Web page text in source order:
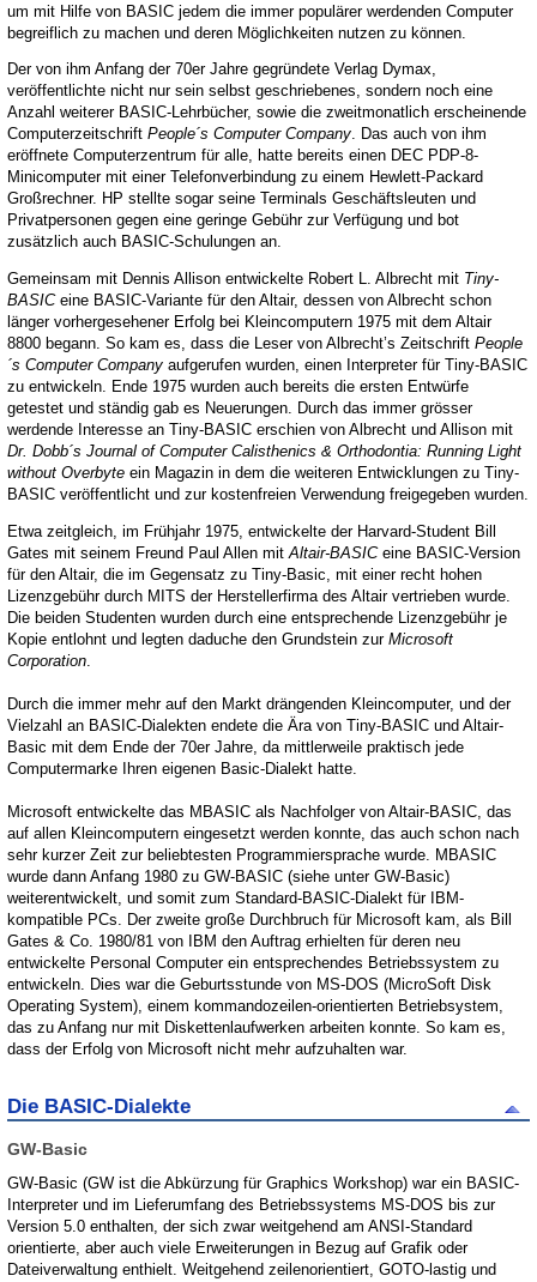
um mit Hilfe von BASIC jedem die immer populärer werdenden Computer
begreiflich zu machen und deren Möglichkeiten nutzen zu können.
Der von ihm Anfang der 70er Jahre gegründete Verlag Dymax,
veröffentlichte nicht nur sein selbst geschriebenes, sondern noch eine
Anzahl weiterer BASIC-Lehrbücher, sowie die zweitmonatlich erscheinende
ComputerzeitschriftPeople´s Computer Company. Das auch von ihm
eröffnete Computerzentrum für alle, hatte bereits einen DEC PDP-8-
Minicomputer mit einer Telefonverbindung zu einem Hewlett-Packard
Großrechner. HP stellte sogar seine Terminals Geschäftsleuten und
Privatpersonen gegen eine geringe Gebühr zur Verfügung und bot
zusätzlich auch BASIC-Schulungen an.
Gemeinsam mit Dennis Allison entwickelte Robert L. Albrecht mit Tiny-
BASICeine BASIC-Variante für den Altair, dessen von Albrecht schon
länger vorhergesehener Erfolg bei Kleincomputern 1975 mit dem Altair
8800 begann. So kam es, dass die Leser von Albrecht’s ZeitschriftPeople
´s Computer Company aufgerufen wurden, einen Interpreter für Tiny-BASIC
zu entwickeln. Ende 1975 wurden auch bereits die ersten Entwürfe
getestet und ständig gab es Neuerungen. Durch das immer grösser
werdende Interesse an Tiny-BASIC erschien von Albrecht und Allison mit
Dr. Dobb´s Journal of Computer Calisthenics & Orthodontia: Running Light
without Overbyte ein Magazin in dem die weiteren Entwicklungen zu Tiny-
BASIC veröffentlicht und zur kostenfreien Verwendung freigegeben wurden.
Etwa zeitgleich, im Frühjahr 1975, entwickelte der Harvard-Student Bill
Gates mit seinem Freund Paul Allen mitAltair-BASICeine BASIC-Version
für den Altair, die im Gegensatz zu Tiny-Basic, mit einer recht hohen
Lizenzgebühr durch MITS der Herstellerfirma des Altair vertrieben wurde.
Die beiden Studenten wurden durch eine entsprechende Lizenzgebühr je
Kopie entlohnt und legten daduche den Grundstein zurMicrosoft
Corporation.
Durch die immer mehr auf den Markt drängenden Kleincomputer, und der
Vielzahl an BASIC-Dialekten endete die Ära von Tiny-BASIC und Altair-
Basic mit dem Ende der 70er Jahre, da mittlerweile praktisch jede
Computermarke Ihren eigenen Basic-Dialekt hatte.
Microsoft entwickelte das MBASIC als Nachfolger von Altair-BASIC, das
auf allen Kleincomputern eingesetzt werden konnte, das auch schon nach
sehr kurzer Zeit zur beliebtesten Programmiersprache wurde. MBASIC
wurde dann Anfang 1980 zu GW-BASIC (siehe unter GW-Basic)
weiterentwickelt, und somit zum Standard-BASIC-Dialekt für IBM-
kompatible PCs. Der zweite große Durchbruch für Microsoft kam, als Bill
Gates & Co. 1980/81 von IBM den Auftrag erhielten für deren neu
entwickelte Personal Computer ein entsprechendes Betriebssystem zu
entwickeln. Dies war die Geburtsstunde von MS-DOS (MicroSoft Disk
Operating System), einem kommandozeilen-orientierten Betriebsystem,
das zu Anfang nur mit Diskettenlaufwerken arbeiten konnte. So kam es,
dass der Erfolg von Microsoft nicht mehr aufzuhalten war.
Die BASIC-Dialekte
GW-Basic
GW-Basic (GW ist die Abkürzung für Graphics Workshop) war ein BASIC-
Interpreter und im Lieferumfang des Betriebssystems MS-DOS bis zur
Version 5.0 enthalten, der sich zwar weitgehend am ANSI-Standard
orientierte, aber auch viele Erweiterungen in Bezug auf Grafik oder
Dateiverwaltung enthielt. Weitgehend zeilenorientiert, GOTO-lastig und